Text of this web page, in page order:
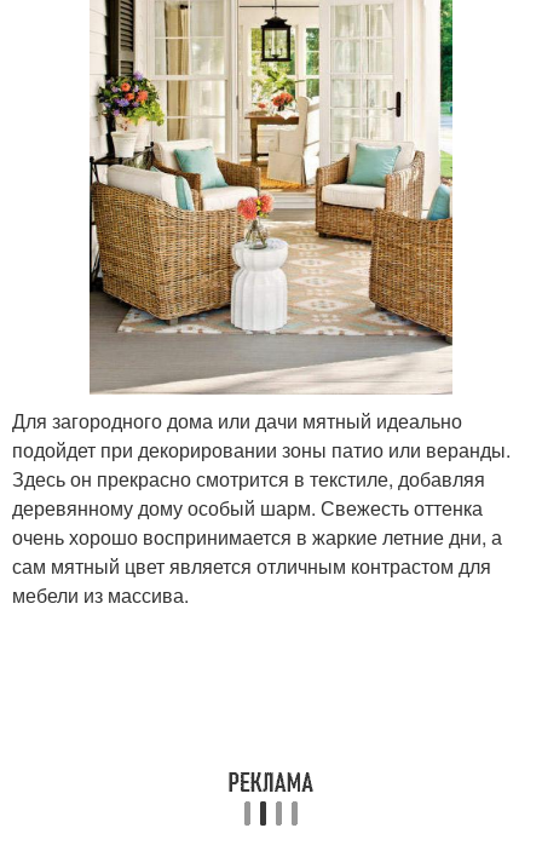
Для загородного дома или дачи мятный идеально
подойдет при декорировании зоны патио или веранды.
Здесь он прекрасно смотрится в текстиле, добавляя
деревянному дому особый шарм. Свежесть оттенка
очень хорошо воспринимается в жаркие летние дни, а
сам мятный цвет является отличным контрастом для
мебели из массива.